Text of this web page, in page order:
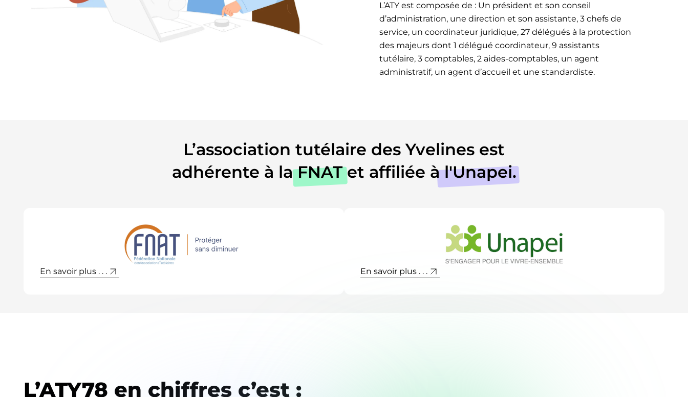
L’ATY est composée de : Un président et son conseil
d’administration, une direction et son assistante, 3 chefs de
service, un coordinateur juridique, 27 délégués à la protection
des majeurs dont 1 délégué coordinateur, 9 assistants
tutélaire, 3 comptables, 2 aides-comptables, un agent
administratif, un agent d’accueil et une standardiste.
L’association tutélaire des Yvelines est
adhérente à laFNATet affiliée àl'Unapei.
En savoir plus . . . En savoir plus . . .
L’ATY78 en chiffres c’est :